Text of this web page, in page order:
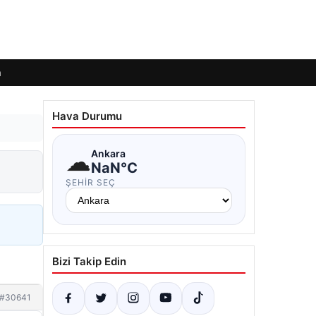
#30641
Hava Durumu
☁Ankara
NaN°C
ŞEHIR SEÇ
Bizi Takip Edin